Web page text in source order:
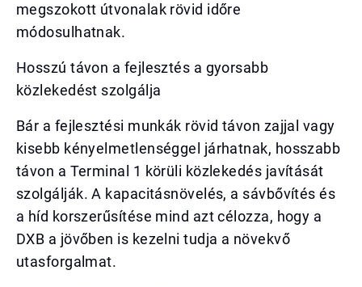
megszokott útvonalak rövid időre
módosulhatnak.
Hosszú távon a fejlesztés a gyorsabb
közlekedést szolgálja
Bár a fejlesztési munkák rövid távon zajjal vagy
kisebb kényelmetlenséggel járhatnak, hosszabb
távon a Terminal 1 körüli közlekedés javítását
szolgálják. A kapacitásnövelés, a sávbővítés és
a híd korszerűsítése mind azt célozza, hogy a
DXB a jövőben is kezelni tudja a növekvő
utasforgalmat.